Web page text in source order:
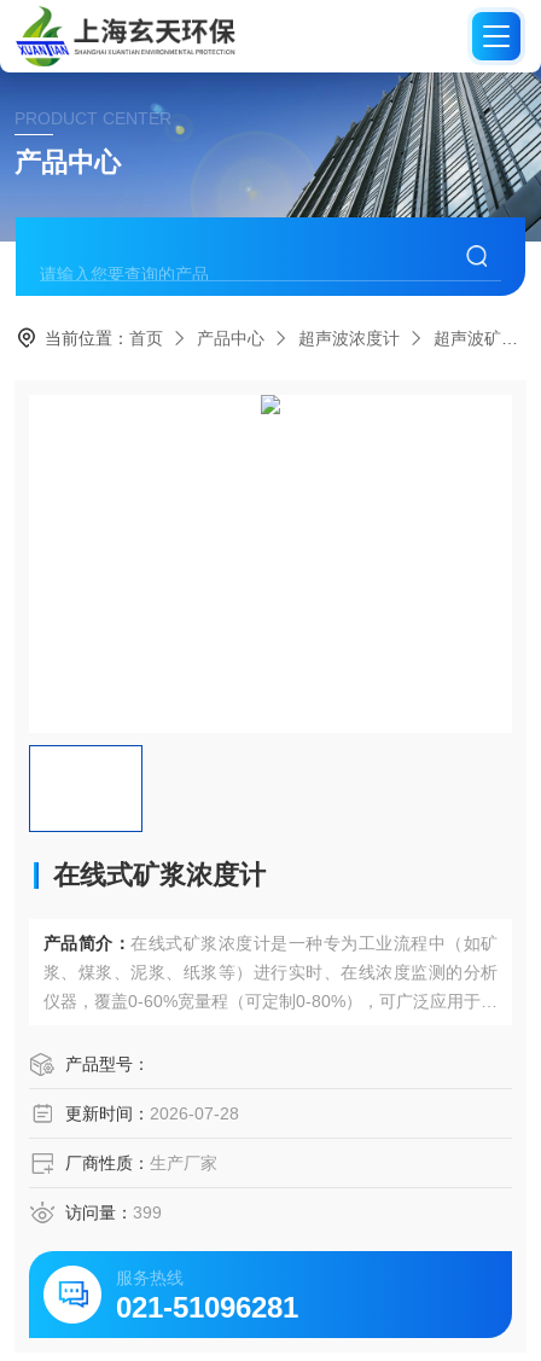
PRODUCT CENTER
产品中心
当前位置：首页 产品中心 超声波浓度计 超声波矿浆浓度计
在线式矿浆浓度计
产品简介： 在线式矿浆浓度计是一种专为工业流程中（如矿
浆、煤浆、泥浆、纸浆等）进行实时、在线浓度监测的分析
仪器，覆盖0-60%宽量程（可定制0-80%），可广泛应用于选
产品型号：
更新时间： 2026-07-28
厂商性质： 生产厂家
访问量： 399
服务热线
021-51096281